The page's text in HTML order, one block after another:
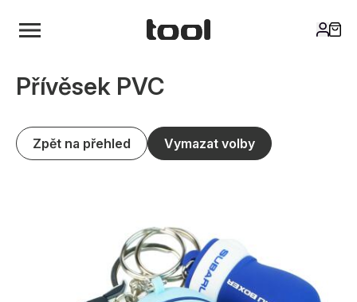
Přívěsek PVC
Zpět na přehled Vymazat volby